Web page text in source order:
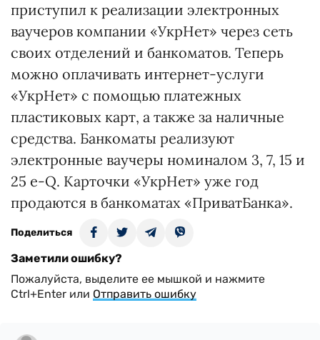
приступил к реализации электронных
ваучеров компании «УкрНет» через сеть
своих отделений и банкоматов. Теперь
можно оплачивать интернет-услуги
«УкрНет» с помощью платежных
пластиковых карт, а также за наличные
средства. Банкоматы реализуют
электронные ваучеры номиналом 3, 7, 15 и
25 e-Q. Карточки «УкрНет» уже год
продаются в банкоматах «ПриватБанка».
Поделиться
Заметили ошибку?
Пожалуйста, выделите ее мышкой и нажмите
Ctrl+Enter или Отправить ошибку